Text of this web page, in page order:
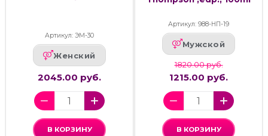
Артикул: ЭМ-30
Женский
2045.00 руб.
В КОРЗИНУ
Артикул: 988-НП-19
Мужской
1820.00 руб.
1215.00 руб.
В КОРЗИНУ